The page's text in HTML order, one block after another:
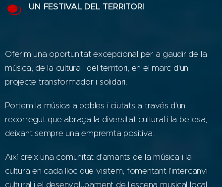
UN FESTIVAL DEL TERRITORI
Oferim una oportunitat excepcional per a gaudir de la
música, de la cultura i del territori, en el marc d'un
projecte transformador i solidari.
Portem la música a pobles i ciutats a través d'un
recorregut que abraça la diversitat cultural i la bellesa,
deixant sempre una empremta positiva.
Així creix una comunitat d'amants de la música i la
cultura en cada lloc que visitem, fomentant l'intercanvi
cultural i el desenvolupament de l'escena musical local.